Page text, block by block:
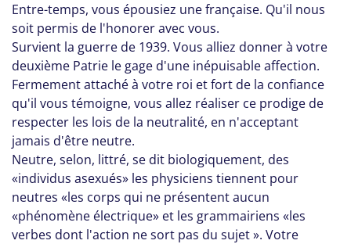
Entre-temps, vous épousiez une française. Qu'il nous
soit permis de l'honorer avec vous.
Survient la guerre de 1939. Vous alliez donner à votre
deuxième Patrie le gage d'une inépuisable affection.
Fermement attaché à votre roi et fort de la confiance
qu'il vous témoigne, vous allez réaliser ce prodige de
respecter les lois de la neutralité, en n'acceptant
jamais d'être neutre.
Neutre, selon, littré, se dit biologiquement, des
«individus asexués» les physiciens tiennent pour
neutres «les corps qui ne présentent aucun
«phénomène électrique» et les grammairiens «les
verbes dont l'action ne sort pas du sujet ». Votre